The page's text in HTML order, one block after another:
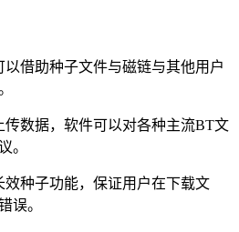
借助种子文件与磁链与其他用户
传数据，软件可以对各种主流BT文
。
种子功能，保证用户在下载文
误。